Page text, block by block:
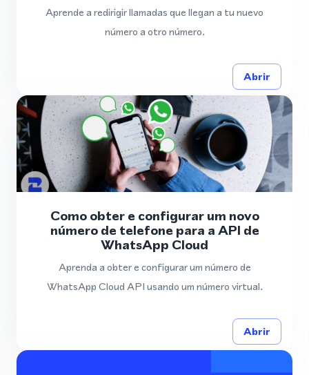
Aprende a redirigir llamadas que llegan a tu nuevo
número a otro número.
Abrir
Como obter e configurar um novo
número de telefone para a API de
WhatsApp Cloud
Aprenda a obter e configurar um número de
WhatsApp Cloud API usando um número virtual.
Abrir